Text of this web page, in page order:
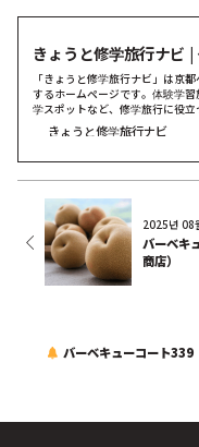
きょうと修学旅行ナビ |
「きょうと修学旅行ナビ」は京
するホームページです。体験学
学スポットなど、修学旅行に役立
きょうと修学旅行ナビ
2025년 08
バーベキ
商店）
バーベキューコート339